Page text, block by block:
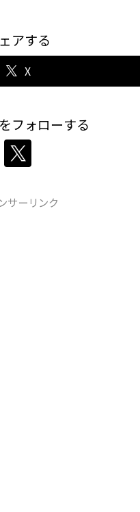
アする
X
フォローする
サーリンク